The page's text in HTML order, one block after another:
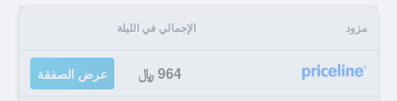
مزود الإجمالي في الليلة
964 ﷼ عرض الصفقة